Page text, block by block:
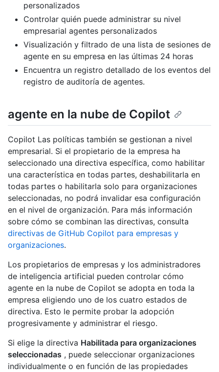
personalizados
Controlar quién puede administrar su nivel
empresarial agentes personalizados
Visualización y filtrado de una lista de sesiones de
agente en su empresa en las últimas 24 horas
Encuentra un registro detallado de los eventos del
registro de auditoría de agentes.
agente en la nube de Copilot
Copilot Las políticas también se gestionan a nivel
empresarial. Si el propietario de la empresa ha
seleccionado una directiva específica, como habilitar
una característica en todas partes, deshabilitarla en
todas partes o habilitarla solo para organizaciones
seleccionadas, no podrá invalidar esa configuración
en el nivel de organización. Para más información
sobre cómo se combinan las directivas, consulta
directivas de GitHub Copilot para empresas y
organizaciones.
Los propietarios de empresas y los administradores
de inteligencia artificial pueden controlar cómo
agente en la nube de Copilot se adopta en toda la
empresa eligiendo uno de los cuatro estados de
directiva. Esto le permite probar la adopción
progresivamente y administrar el riesgo.
Si elige la directiva Habilitada para organizaciones
seleccionadas , puede seleccionar organizaciones
individualmente o en función de las propiedades